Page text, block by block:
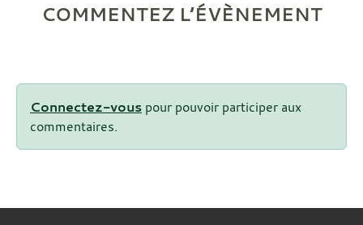
COMMENTEZ L’ÉVÈNEMENT
Connectez-vous pour pouvoir participer aux
commentaires.